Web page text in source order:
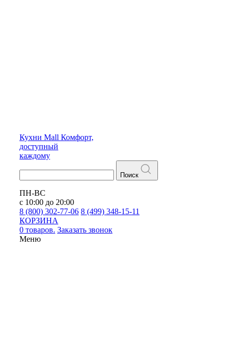
Кухни Mall Комфорт,
доступный
каждому
Поиск
ПН-ВС
с 10:00 до 20:00
8 (800) 302-77-06 8 (499) 348-15-11
КОРЗИНА
0 товаров. Заказать звонок
Меню